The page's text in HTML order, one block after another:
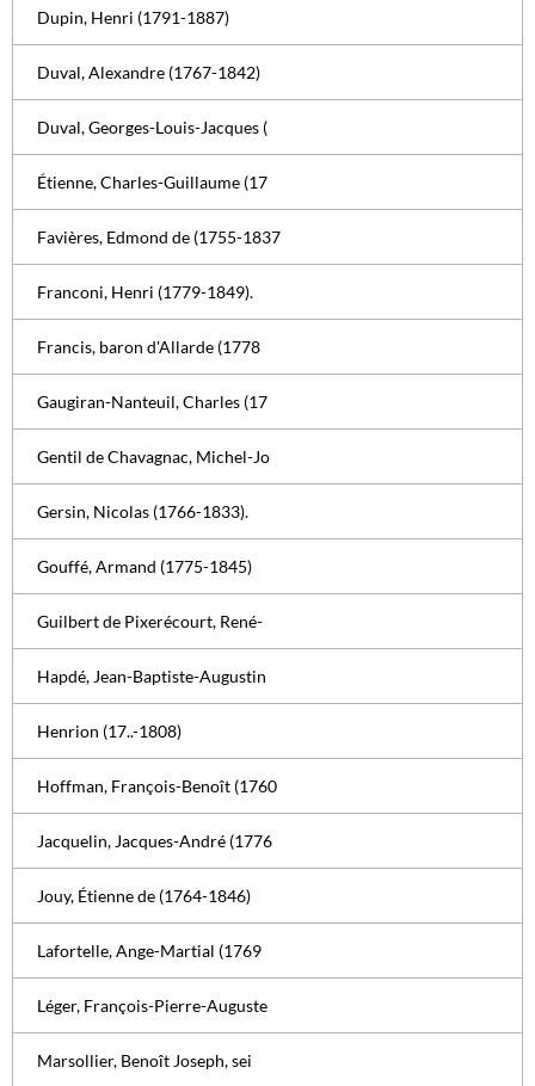
Dupin, Henri (1791-1887)
Duval, Alexandre (1767-1842)
Duval, Georges-Louis-Jacques (
Étienne, Charles-Guillaume (17
Favières, Edmond de (1755-1837
Franconi, Henri (1779-1849).
Francis, baron d'Allarde (1778
Gaugiran-Nanteuil, Charles (17
Gentil de Chavagnac, Michel-Jo
Gersin, Nicolas (1766-1833).
Gouffé, Armand (1775-1845)
Guilbert de Pixerécourt, René-
Hapdé, Jean-Baptiste-Augustin
Henrion (17..-1808)
Hoffman, François-Benoît (1760
Jacquelin, Jacques-André (1776
Jouy, Étienne de (1764-1846)
Lafortelle, Ange-Martial (1769
Léger, François-Pierre-Auguste
Marsollier, Benoît Joseph, sei